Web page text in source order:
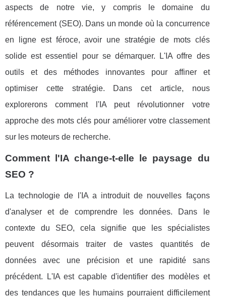
aspects de notre vie, y compris le domaine du
référencement (SEO). Dans un monde où la concurrence
en ligne est féroce, avoir une stratégie de mots clés
solide est essentiel pour se démarquer. L'IA offre des
outils et des méthodes innovantes pour affiner et
optimiser cette stratégie. Dans cet article, nous
explorerons comment l'IA peut révolutionner votre
approche des mots clés pour améliorer votre classement
sur les moteurs de recherche.
Comment l'IA change-t-elle le paysage du
SEO ?
La technologie de l'IA a introduit de nouvelles façons
d'analyser et de comprendre les données. Dans le
contexte du SEO, cela signifie que les spécialistes
peuvent désormais traiter de vastes quantités de
données avec une précision et une rapidité sans
précédent. L'IA est capable d'identifier des modèles et
des tendances que les humains pourraient difficilement